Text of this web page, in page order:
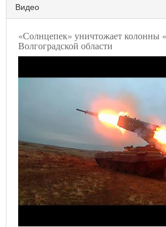
Видео
«Солнцепек» уничтожает колонны
Волгоградской области